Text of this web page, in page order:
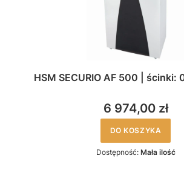
HSM SECURIO AF 500 | ścinki:
6 974,00 zł
DO KOSZYKA
Dostępność: Mała ilość